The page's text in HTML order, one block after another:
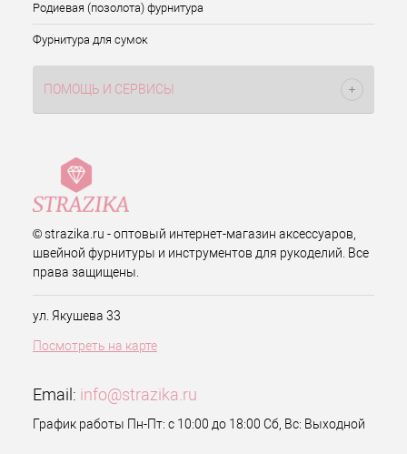
Родиевая (позолота) фурнитура
Фурнитура для сумок
ПОМОЩЬ И СЕРВИСЫ
© strazika.ru - оптовый интернет-магазин аксессуаров,
швейной фурнитуры и инструментов для рукоделий. Все
права защищены.
ул. Якушева 33
Посмотреть на карте
Email: info@strazika.ru
График работы Пн-Пт: с 10:00 до 18:00 Сб, Вс: Выходной